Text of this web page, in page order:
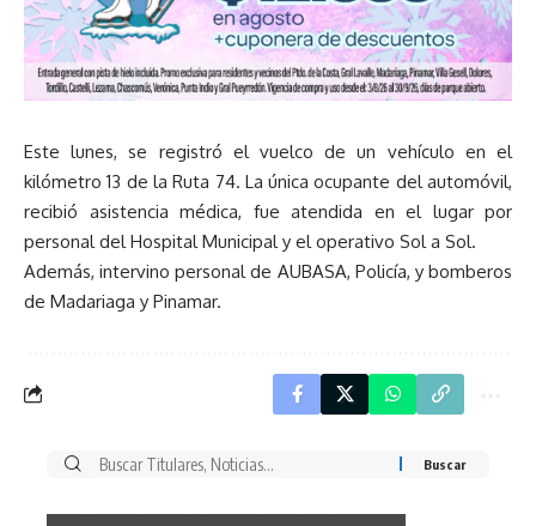
Este lunes, se registró el vuelco de un vehículo en el
kilómetro 13 de la Ruta 74. La única ocupante del automóvil,
recibió asistencia médica, fue atendida en el lugar por
personal del Hospital Municipal y el operativo Sol a Sol.
Además, intervino personal de AUBASA, Policía, y bomberos
de Madariaga y Pinamar.
Buscar